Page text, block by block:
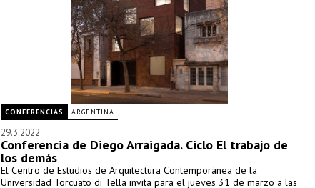
CONFERENCIAS ARGENTINA
29.3.2022
Conferencia de Diego Arraigada. Ciclo El trabajo de
los demás
El Centro de Estudios de Arquitectura Contemporánea de la
Universidad Torcuato di Tella invita para el jueves 31 de marzo a las